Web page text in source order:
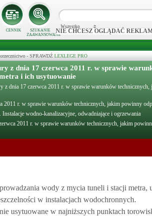
CENNIK
SZUKANIE
ZAAWANSOWANE
Wszystko
NIE CHCESZ OGLĄDAĆ
- SPRAWDŹ LEXLEGE PRO
z dnia 17 czerwca 2011 r. w sprawie
i ich usytuowanie
dnia 17 czerwca 2011 r. w sprawie warunków
r. w sprawie warunków technicznych, jakim powinny
Instalacje wodno-kanalizacyjne, odwadniające i ogrzewania
2011 r. w sprawie warunków technicznych, jakim
wody z mycia tuneli i stacji metra,
w instalacjach wodochronnych.
usytuowane w najniższych punktach